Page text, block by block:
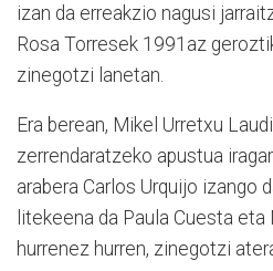
izan da erreakzio nagusi
Rosa Torresek 1991az
zinegotzi lanetan.
Era berean, Mikel Urretxu
zerrendaratzeko apustua
arabera Carlos Urquijo izango
litekeena da Paula Cuesta
hurrenez hurren, zinegotzi